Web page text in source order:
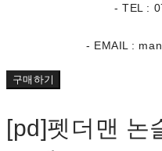
- TEL :
- EMAIL :
구매하기
[pd]펫더맨 논